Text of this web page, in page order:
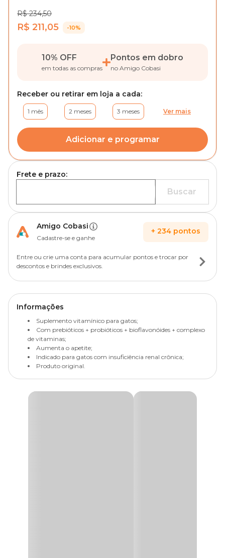
R$ 234,50
R$ 211,05 -10%
10% OFF
em todas as compras
Pontos em dobro
no Amigo Cobasi
Receber ou retirar em loja a cada:
1 mês 2 meses 3 meses Ver mais
Adicionar e programar
Frete e prazo:
Buscar
Amigo Cobasi
Cadastre-se e ganhe
+ 234 pontos
Entre ou crie uma conta para acumular pontos e trocar por
descontos e brindes exclusivos.
Informações
Suplemento vitamínico para gatos;
Com prebióticos + probióticos + bioflavonóides + complexo
de vitaminas;
Aumenta o apetite;
Indicado para gatos com insuficiência renal crônica;
Produto original.